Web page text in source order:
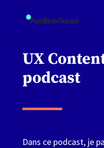
UX
podcast
Dans ce podcast, je